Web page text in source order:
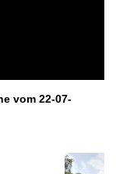
vom 22-07-